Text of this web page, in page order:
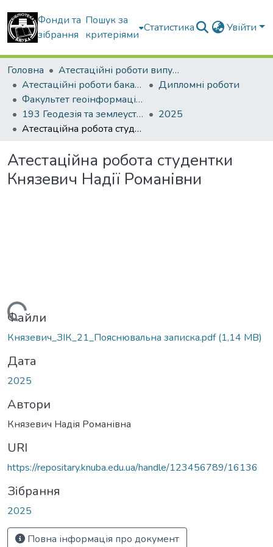
Фонди та
зібрання
Пошук за
критеріями
Статистика Увійти
Головна
Атестаційні роботи випускників
Атестаційні роботи бакалаврів
Дипломні роботи
Факультет геоінформаційних систем та управління територіями
193 Геодезія та землеустрій. Землеустрій і кадастр
2025
Атестаційна робота студентки Князевич Надії Романівни
Атестаційна робота студентки
Князевич Надії Романівни
Вантажиться...
Файли
Князевич_ЗІК_21_Пояснювальна записка.pdf(1,14 MB)
Дата
2025
Автори
Князевич Надія Романівна
URI
https://repositary.knuba.edu.ua/handle/123456789/16136
Зібрання
2025
Повна інформація про документ